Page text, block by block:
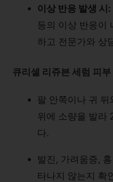
이상 반응 발생 시:
등의 이상 반응이
하고 전문가와 상
큐리셀 리쥬븐 세럼 피
팔 안쪽이나 귀 뒤
위에 소량을 발라
다.
발진, 가려움증,
타나지 않는지 확